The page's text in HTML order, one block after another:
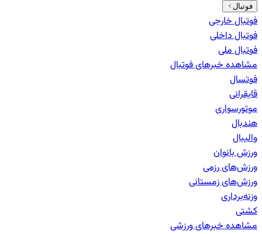
فوتبال
فوتبال خارجی
فوتبال داخلی
فوتبال ملی
مشاهده خبرهایفوتبال
فوتسال
قایقرانی
موتورسواری
هندبال
والیبال
ورزش بانوان
ورزش‌های رزمی
ورزش‌های زمستانی
وزنه‌برداری
کشتی
مشاهده خبرهایورزشی